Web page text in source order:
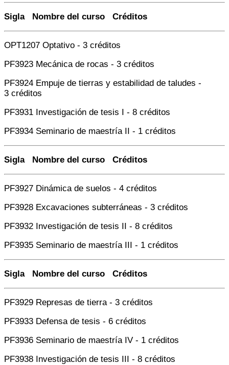
Sigla Nombre del curso Créditos
OPT1207 Optativo - 3 créditos
PF3923 Mecánica de rocas - 3 créditos
PF3924 Empuje de tierras y estabilidad de taludes -
3 créditos
PF3931 Investigación de tesis I - 8 créditos
PF3934 Seminario de maestría II - 1 créditos
Sigla Nombre del curso Créditos
PF3927 Dinámica de suelos - 4 créditos
PF3928 Excavaciones subterráneas - 3 créditos
PF3932 Investigación de tesis II - 8 créditos
PF3935 Seminario de maestría III - 1 créditos
Sigla Nombre del curso Créditos
PF3929 Represas de tierra - 3 créditos
PF3933 Defensa de tesis - 6 créditos
PF3936 Seminario de maestría IV - 1 créditos
PF3938 Investigación de tesis III - 8 créditos